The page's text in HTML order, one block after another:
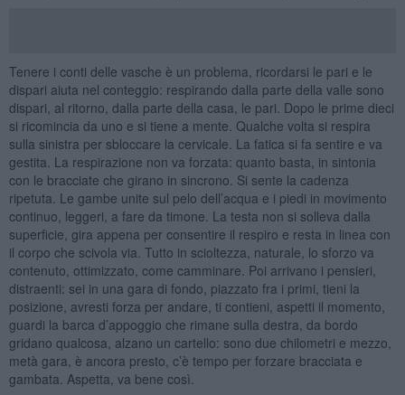
Tenere i conti delle vasche è un problema, ricordarsi le pari e le
dispari aiuta nel conteggio: respirando dalla parte della valle sono
dispari, al ritorno, dalla parte della casa, le pari. Dopo le prime dieci
si ricomincia da uno e si tiene a mente. Qualche volta si respira
sulla sinistra per sbloccare la cervicale. La fatica si fa sentire e va
gestita. La respirazione non va forzata: quanto basta, in sintonia
con le bracciate che girano in sincrono. Si sente la cadenza
ripetuta. Le gambe unite sul pelo dell’acqua e i piedi in movimento
continuo, leggeri, a fare da timone. La testa non si solleva dalla
superficie, gira appena per consentire il respiro e resta in linea con
il corpo che scivola via. Tutto in scioltezza, naturale, lo sforzo va
contenuto, ottimizzato, come camminare. Poi arrivano i pensieri,
distraenti: sei in una gara di fondo, piazzato fra i primi, tieni la
posizione, avresti forza per andare, ti contieni, aspetti il momento,
guardi la barca d’appoggio che rimane sulla destra, da bordo
gridano qualcosa, alzano un cartello: sono due chilometri e mezzo,
metà gara, è ancora presto, c’è tempo per forzare bracciata e
gambata. Aspetta, va bene così.